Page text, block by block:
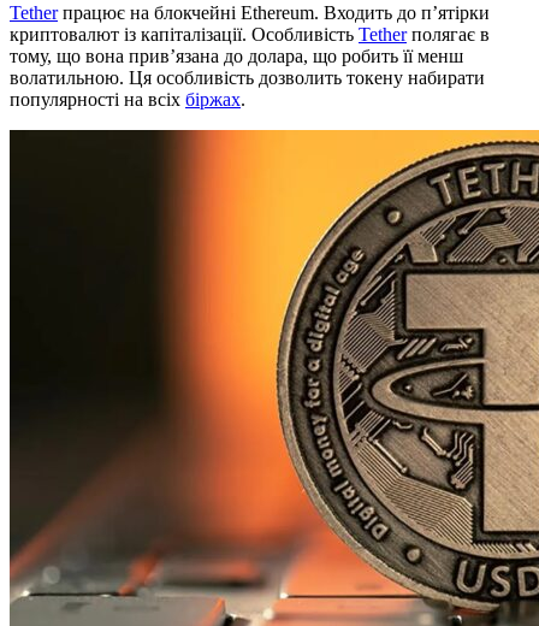
Tetherпрацює на блокчейні Ethereum. Входить до п’ятірки
криптовалют із капіталізації. Особливість Tetherполягає в
тому, що вона прив’язана до долара, що робить її менш
волатильною. Ця особливість дозволить токену набирати
популярності на всіх біржах.